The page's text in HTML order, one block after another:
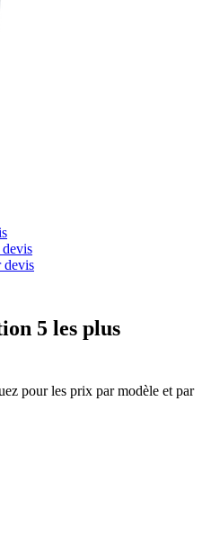
devis
devis
5 les plus
pour les prix par modèle et par